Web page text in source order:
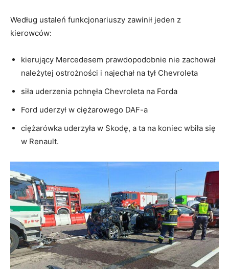
Według ustaleń funkcjonariuszy zawinił jeden z
kierowców:
kierujący Mercedesem prawdopodobnie nie zachował
należytej ostrożności i najechał na tył Chevroleta
siła uderzenia pchnęła Chevroleta na Forda
Ford uderzył w ciężarowego DAF-a
ciężarówka uderzyła w Skodę, a ta na koniec wbiła się
w Renault.